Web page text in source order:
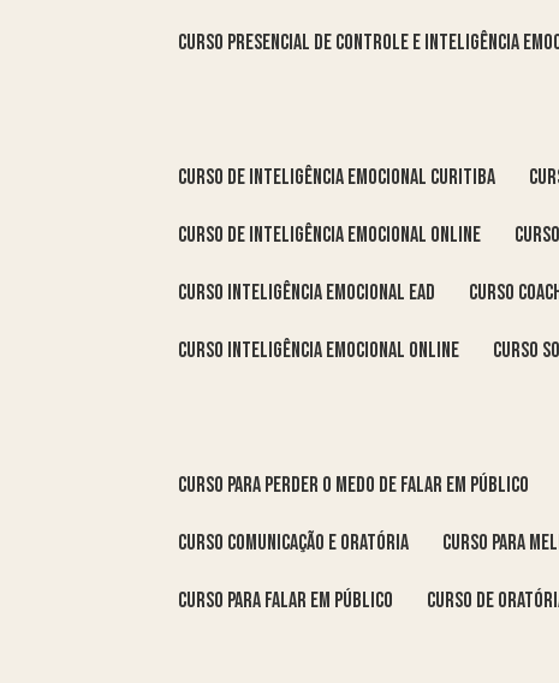
curso presencial de controle e inteligência
curso de inteligência emocional Curitiba
curso de inteligência emocional online
curso inteligência emocional ead curso
curso inteligência emocional online curso
curso para perder o medo de falar em público
curso comunicação e oratória curso para
curso para falar em público curso de